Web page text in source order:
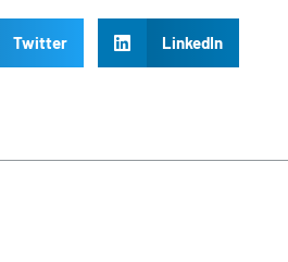
Twitter LinkedIn